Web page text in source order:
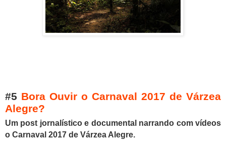
#5 Bora Ouvir o Carnaval 2017 de Várzea
Alegre?
Um post jornalístico e documental narrando com vídeos
o Carnaval 2017 de Várzea Alegre.